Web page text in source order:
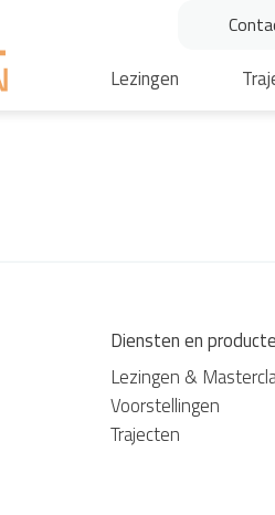
Lezingen
Diensten en
Lezingen &
Voorstellingen
Trajecten